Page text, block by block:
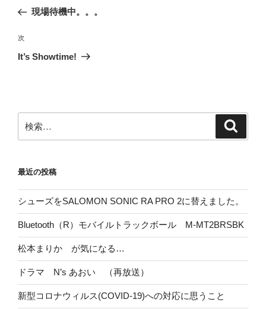
ナ
ビ
ゲ
ン
の
稿
現場待機中。。。
次
の
次
It’s Showtime!
索:
最近の投稿
シューズをSALOMON SONIC RA PRO 2に替えました。
Bluetooth（R）モバイルトラックボール M-MT2BRSBK
松本まりか が気になる…
ドラマ N’s あおい （再放送）
新型コロナウィルス(COVID-19)への対応に思うこと